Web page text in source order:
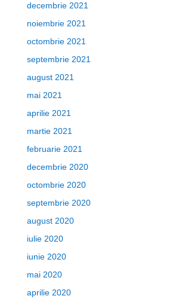
decembrie 2021
noiembrie 2021
octombrie 2021
septembrie 2021
august 2021
mai 2021
aprilie 2021
martie 2021
februarie 2021
decembrie 2020
octombrie 2020
septembrie 2020
august 2020
iulie 2020
iunie 2020
mai 2020
aprilie 2020